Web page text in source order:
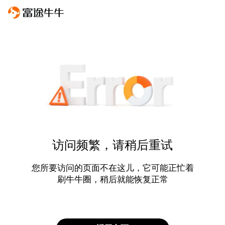
访问频繁，请稍后重试
您所要访问的页面不在这儿，它可能正忙着
刷牛牛圈，稍后就能恢复正常